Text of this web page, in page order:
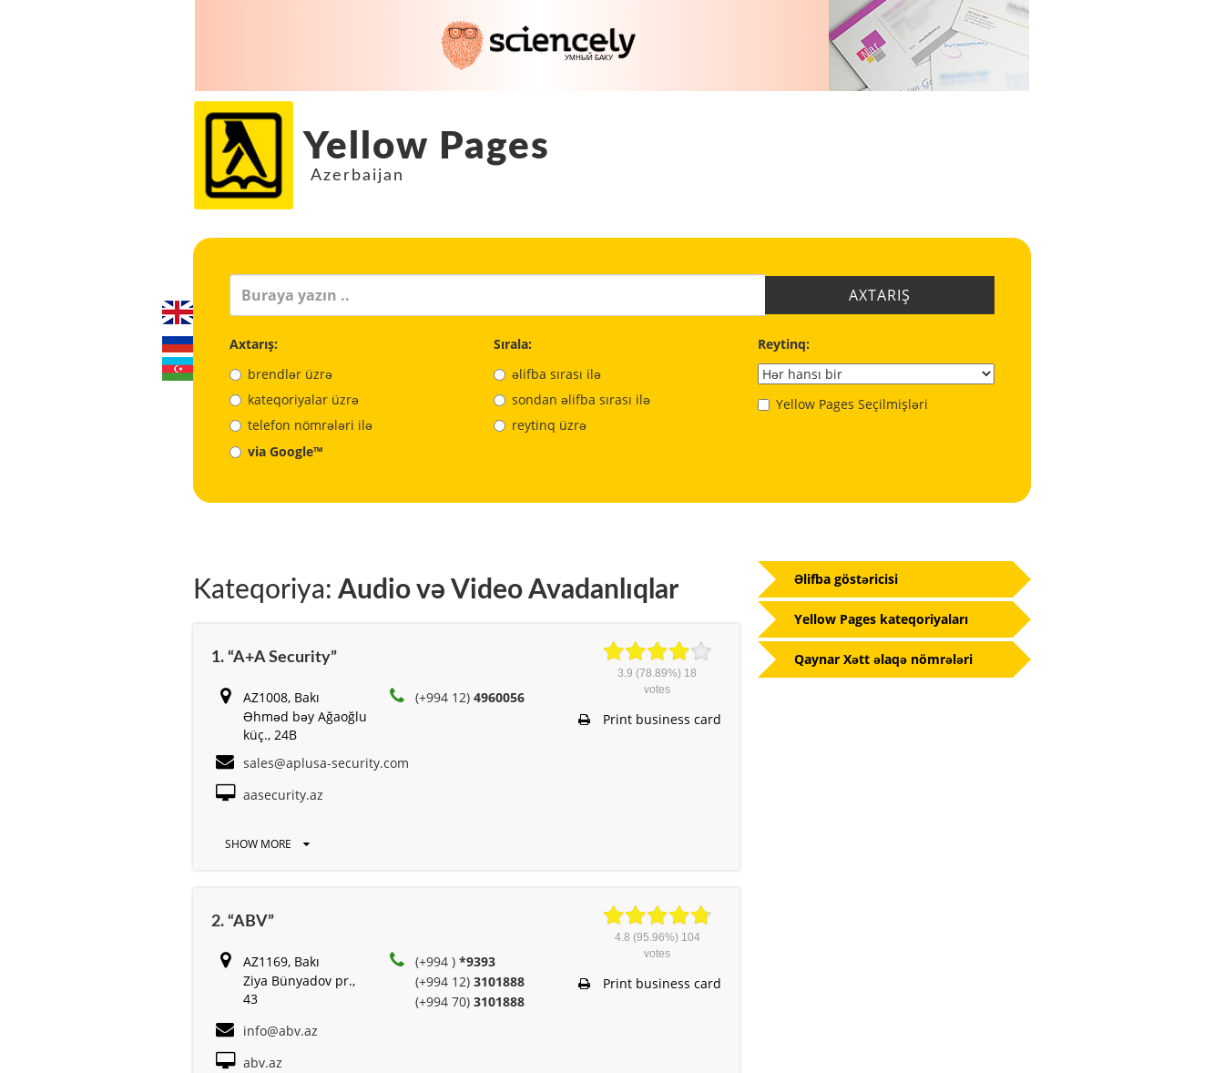
Yellow Pages
Azerbaijan
AXTARIŞ
Axtarış:
brendlər üzrə
kateqoriyalar üzrə
telefon nömrələri ilə
via Google™
Sırala:
əlifba sırası ilə
sondan əlifba sırası ilə
reytinq üzrə
Reytinq:
Yellow Pages Seçilmişləri
Kateqoriya: Audio və Video Avadanlıqlar
1. “A+A Security”
AZ1008, Bakı
Əhməd bəy Ağaoğlu
küç., 24B
(+994 12)4960056
sales@aplusa-security.com
aasecurity.az
SHOW MORE
3.9 (78.89%) 18
votes
Print business card
2. “ABV”
AZ1169, Bakı
Ziya Bünyadov pr.,
43
(+994 )*9393
(+994 12)3101888
(+994 70)3101888
info@abv.az
abv.az
4.8 (95.96%) 104
votes
Print business card
Əlifba göstəricisi
Yellow Pages kateqoriyaları
Qaynar Xətt əlaqə nömrələri